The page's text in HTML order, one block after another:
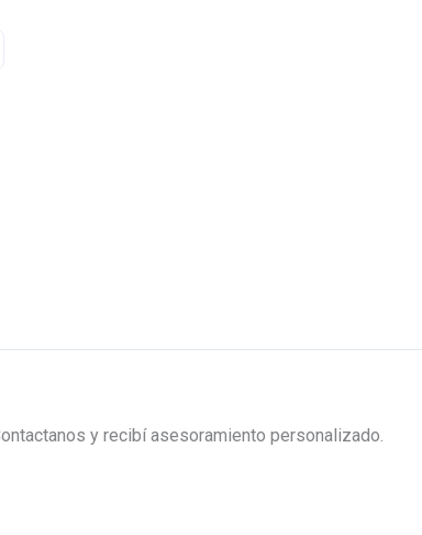
y recibí asesoramiento personalizado.